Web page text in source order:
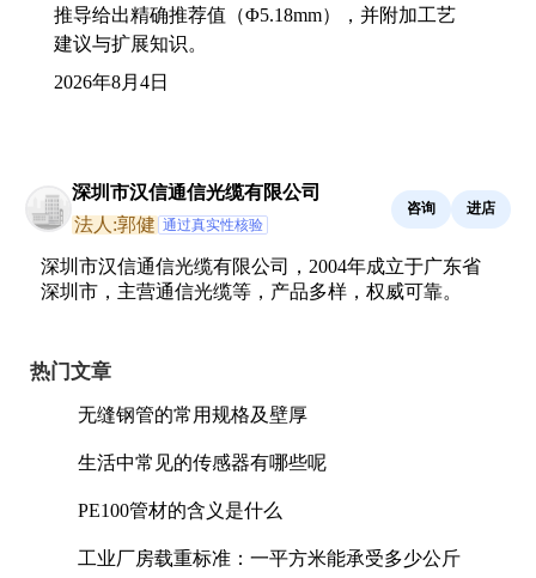
推导给出精确推荐值（Φ5.18mm），并附加工艺
建议与扩展知识。
2026年8月4日
深圳市汉信通信光缆有限公司
法人:郭健 通过真实性核验
咨询 进店
深圳市汉信通信光缆有限公司，2004年成立于广东省
深圳市，主营通信光缆等，产品多样，权威可靠。
热门文章
无缝钢管的常用规格及壁厚
生活中常见的传感器有哪些呢
PE100管材的含义是什么
工业厂房载重标准：一平方米能承受多少公斤